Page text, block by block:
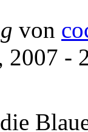
von
2007 -